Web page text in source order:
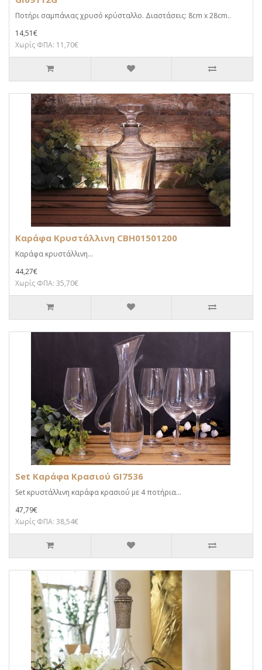
Ποτήρι σαμπάνιας χρυσό κρύσταλλο. Διαστάσεις: 8cm x 28cm..
14,51€
Χωρίς ΦΠΑ: 11,70€
Καράφα Κρυστάλλινη CBH01501200
Καράφα κρυστάλλινη...
44,27€
Χωρίς ΦΠΑ: 35,70€
Set Καράφα Κρασιού GI7536
Set κρυστάλλινη καράφα κρασιού με 4 ποτήρια...
47,79€
Χωρίς ΦΠΑ: 38,54€